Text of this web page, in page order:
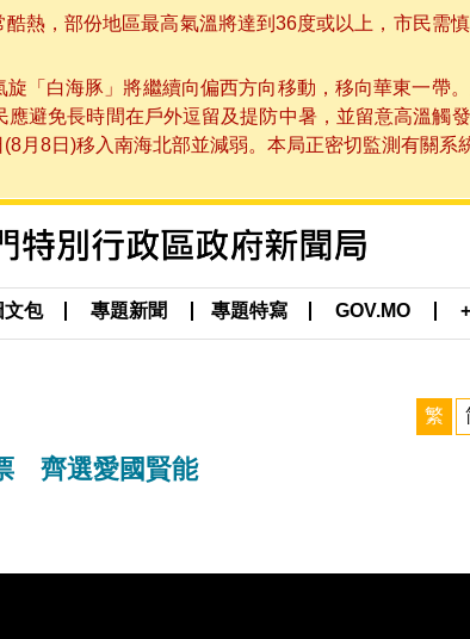
熱，部份地區最高氣溫將達到36度或以上，市民需
「白海豚」將繼續向偏西方向移動，移向華東一帶
避免長時間在戶外逗留及提防中暑，並留意高溫觸
月8日)移入南海北部並減弱。本局正密切監測有關
文包 專題新聞 專題特寫 GOV.MO
繁
齊選愛國賢能